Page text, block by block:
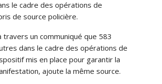
le cadre des opérations de
de source policière.
un communiqué que 583
dans le cadre des opérations de
mis en place pour garantir la
ajoute la même source.